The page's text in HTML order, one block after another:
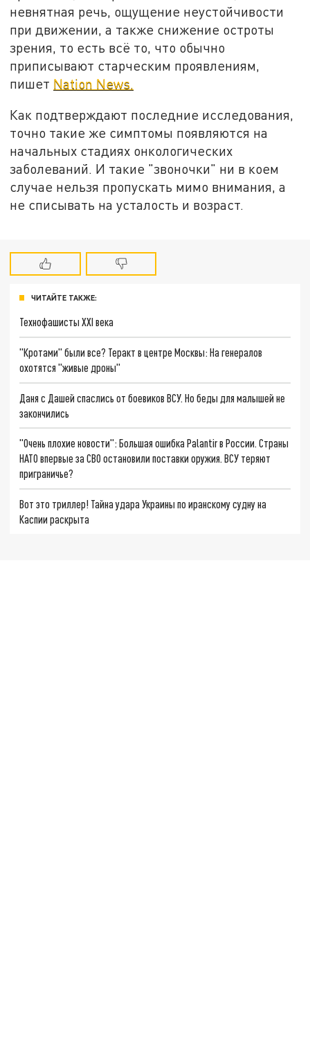
невнятная речь, ощущение неустойчивости
при движении, а также снижение остроты
зрения, то есть всё то, что обычно
приписывают старческим проявлениям,
пишет Nation News.
Как подтверждают последние исследования,
точно такие же симптомы появляются на
начальных стадиях онкологических
заболеваний. И такие "звоночки" ни в коем
случае нельзя пропускать мимо внимания, а
не списывать на усталость и возраст.
ЧИТАЙТЕ ТАКЖЕ:
Технофашисты XXI века
"Кротами" были все? Теракт в центре Москвы: На генералов
охотятся "живые дроны"
Даня с Дашей спаслись от боевиков ВСУ. Но беды для малышей не
закончились
"Очень плохие новости": Большая ошибка Palantir в России. Страны
НАТО впервые за СВО остановили поставки оружия. ВСУ теряют
приграничье?
Вот это триллер! Тайна удара Украины по иранскому судну на
Каспии раскрыта